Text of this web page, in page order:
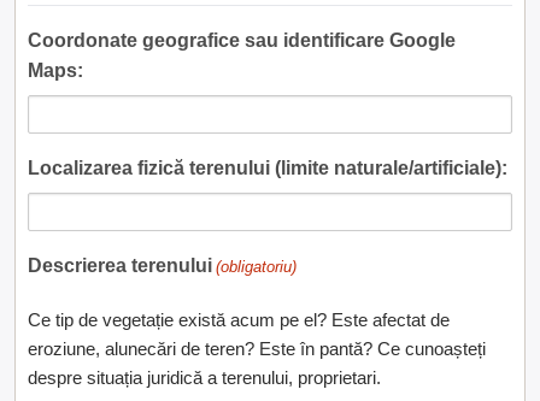
Coordonate geografice sau identificare Google
Maps:
Localizarea fizică terenului (limite naturale/artificiale):
Descrierea terenului (obligatoriu)
Ce tip de vegetație există acum pe el? Este afectat de
eroziune, alunecări de teren? Este în pantă? Ce cunoașteți
despre situația juridică a terenului, proprietari.